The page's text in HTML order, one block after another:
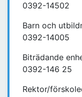
0392-14502
Barn och
0392-14005
Biträdande
0392-146 25
Rektor/